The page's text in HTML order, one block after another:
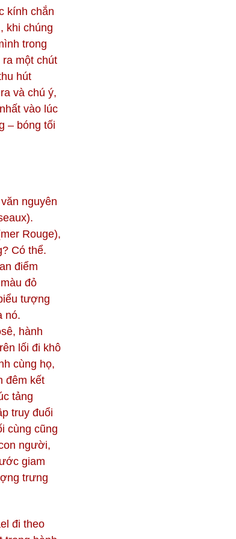
kính chắn
khi chúng
trong
một chút
hút
và chú ý,
vào lúc
– bóng tối
nguyên
Rouge),
Có thể.
điểm
đỏ
tượng
nó.
hành
lối đi khô
cùng họ,
đêm kết
tảng
truy đuổi
cùng cũng
người,
giam
trưng
đi theo